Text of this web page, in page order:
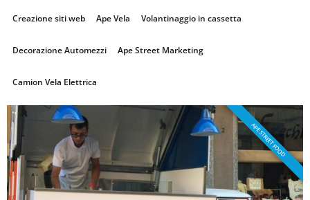
Creazione siti web Ape Vela Volantinaggio in cassetta
Decorazione Automezzi Ape Street Marketing
Camion Vela Elettrica
APE STREET FOOD